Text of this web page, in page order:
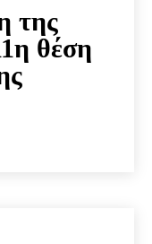
της
θέση